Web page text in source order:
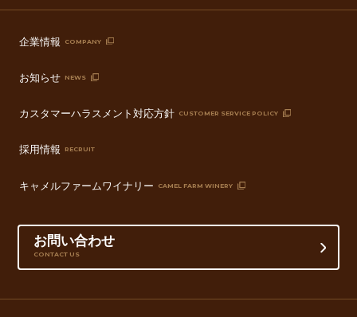
企業情報 COMPANY
お知らせ NEWS
カスタマーハラスメント対応方針 CUSTOMER SERVICE POLICY
採用情報 RECRUIT
キャメルファームワイナリー CAMEL FARM WINERY
お問い合わせ
CONTACT US